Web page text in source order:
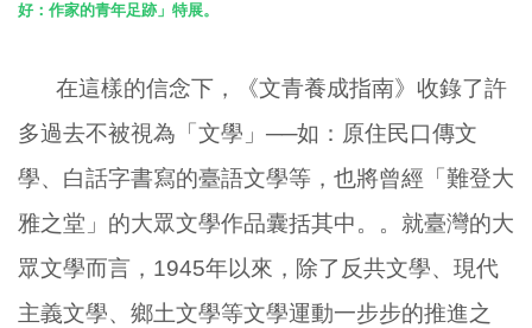
好：作家的青年足跡」特展。
在這樣的信念下，《文青養成指南》收錄了許
多過去不被視為「文學」──如：原住民口傳文
學、白話字書寫的臺語文學等，也將曾經「難登大
雅之堂」的大眾文學作品囊括其中。。就臺灣的大
眾文學而言， 1945年以來，除了反共文學、現代
主義文學、鄉土文學等文學運動一步步的推進之